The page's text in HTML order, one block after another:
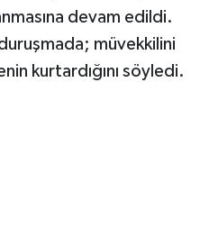
devam edildi.
müvekkilini
kurtardığını söyledi.